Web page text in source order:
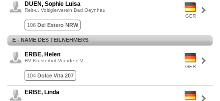
GER
DUEN, Sophie Luisa
Reit-u. Voltigierverein Bad Oeynhau
106 Del Estero NRW
E - NAME DES TEILNEHMERS
GER
ERBE, Helen
RV Krüsterhof Voerde e.V.
104 Dolce Vita 207
ERBE, Linda